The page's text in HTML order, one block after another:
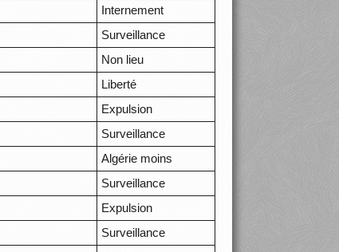
Internement
Surveillance
Non lieu
Liberté
Expulsion
Surveillance
Algérie moins
Surveillance
Expulsion
Surveillance